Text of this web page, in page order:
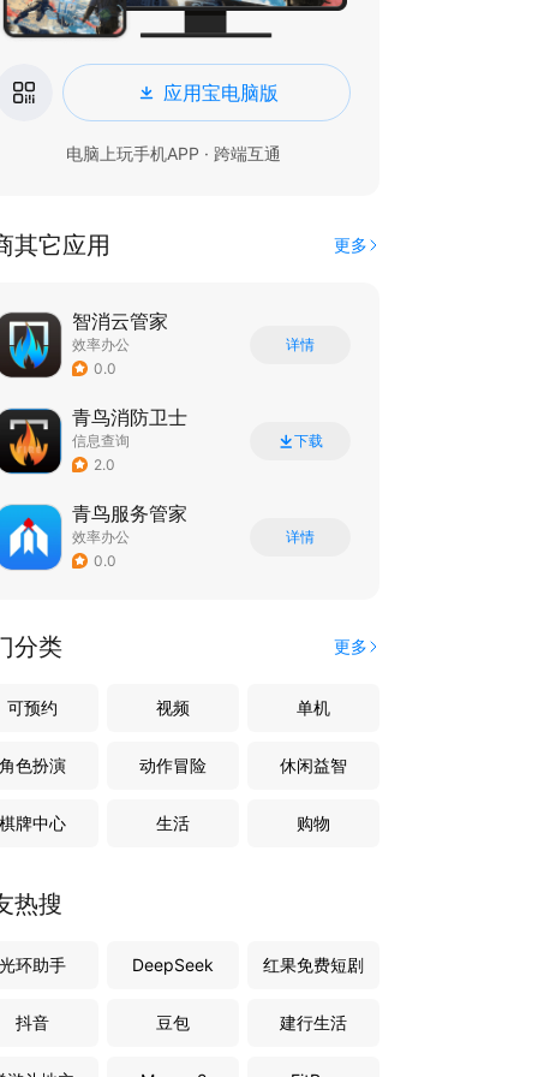
应用宝电脑版
电脑上玩手机APP · 跨端互通
其它应用 更多
智消云管家
效率办公
0.0
详情
青鸟消防卫士
信息查询
2.0
下载
青鸟服务管家
效率办公
0.0
详情
分类 更多
可预约 视频 单机
角色扮演 动作冒险 休闲益智
棋牌中心 生活 购物
热搜
光环助手 DeepSeek 红果免费短剧
抖音 豆包 建行生活